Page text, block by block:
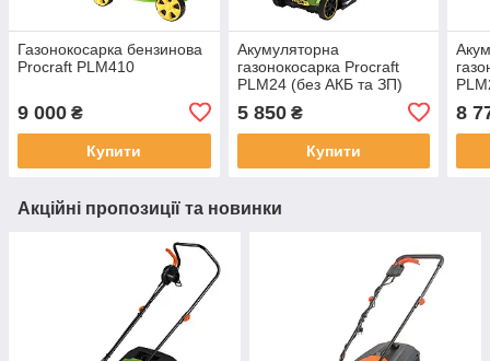
Газонокосарка бензинова
Procraft PLM410
9 000 ₴
Купити
Акумуляторна
газонокосарка Procraft
PLM24 (без АКБ та ЗП)
5 850₴
Купити
8
Акційні пропозиції та новинки